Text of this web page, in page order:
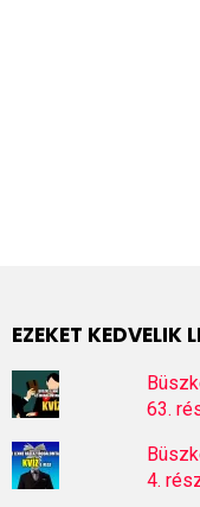
EZEKET KEDVELIK
63.
4.